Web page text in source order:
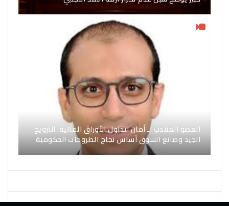
العضو المنتدب لـ أمان لتداول الأوراق المالية: الترويج
الجيد وصانع السوق أساس نجاح الطروحات الحكومية